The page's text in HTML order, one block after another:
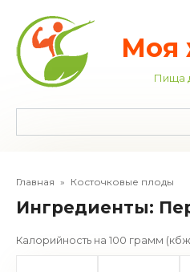
контенту
Моя
Пища
Главная » Косточковые плоды
Ингредиенты:
Калорийность на 100 грамм